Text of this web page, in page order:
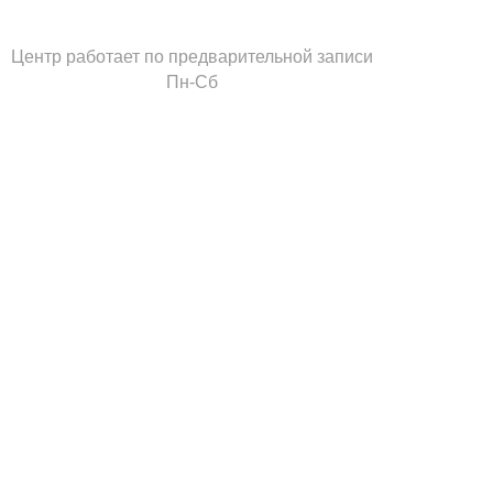
Центр работает по предварительной записи
Пн-Сб